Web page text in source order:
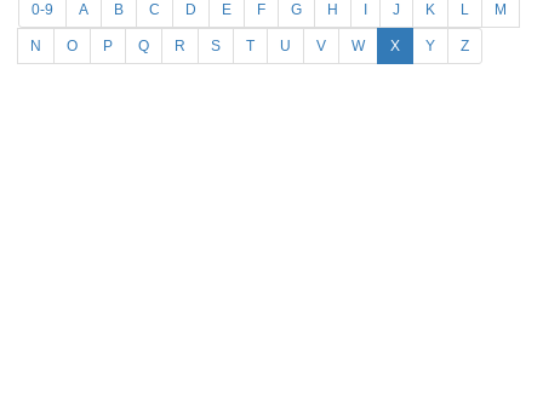
0-9 A B C D E F G H J K L M
N O P Q R S T U V W X Y Z